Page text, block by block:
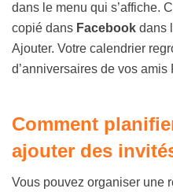
dans le menu qui s’affiche.
copié dans Facebook dans
Ajouter. Votre calendrier
d’anniversaires de vos amis
Comment
ajouter des
Vous pouvez organiser une